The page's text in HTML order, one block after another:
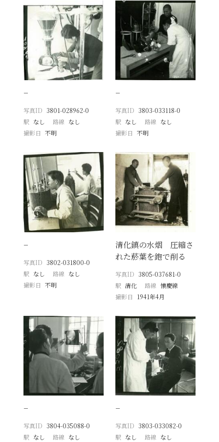
−
写真ID 3801-028962-0
駅 なし 路線 なし
撮影日
不明
−
写真ID 3803-033118-0
駅 なし 路線 なし
撮影日 不明
−
写真ID 3802-031800-0
駅 なし 路線 なし
撮影日
不明
清化鎮の水烟 圧縮さ
れた菸葉を鉋で削る
写真ID 3805-037681-0
駅 清化 路線 懐慶線
撮影日
1941年4月
−
写真ID 3804-035088-0
駅 なし 路線 なし
−
写真ID 3803-033082-0
駅 なし 路線 なし